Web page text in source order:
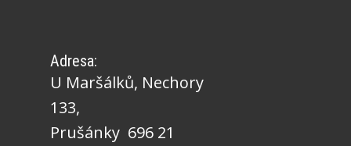
Adresa:
U Maršálků, Nechory
133,
Prušánky 696 21